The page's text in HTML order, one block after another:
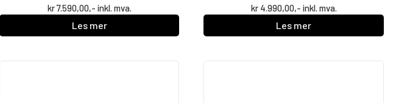
kr7.590,00,- inkl. mva.
Les mer
kr4.990,00,- inkl. mva.
Les mer